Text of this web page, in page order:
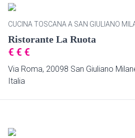
CUCINA TOSCANA A SAN GIULIANO
Ristorante La Ruota
€ € €
Via Roma, 20098 San Giuliano
Italia